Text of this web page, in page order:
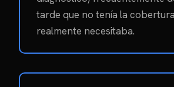
tarde que no tenía la
realmente necesitaba.